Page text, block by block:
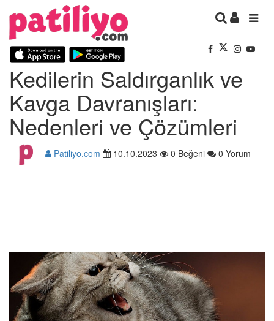
Kedilerin Saldırganlık ve
Kavga Davranışları:
Nedenleri ve Çözümleri
Patiliyo.com 10.10.2023 0 Beğeni 0 Yorum